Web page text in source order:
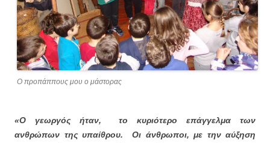
Ο προπάππους μου ο μάστορας
«Ο γεωργός ήταν, το κυριότερο επάγγελμα των
ανθρώπων της υπαίθρου. Οι άνθρωποι, με την αύξηση